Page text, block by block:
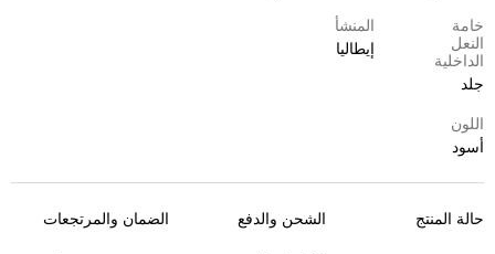
خامة
النعل
الداخلية
جلد
المنشأ
إيطاليا
اللون
أسود
حالة المنتج الشحن والدفع الضمان والمرتجعات